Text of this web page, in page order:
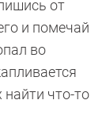
от
и помечай
во
что-то